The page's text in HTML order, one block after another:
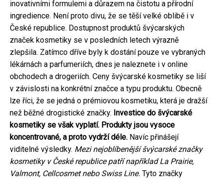
inovativními formulemi a důrazem na čistotu a přírodní
ingredience. Není proto divu, že se těší velké oblibě i v
České republice. Dostupnost produktů švýcarských
značek kosmetiky se v posledních letech výrazně
zlepšila. Zatímco dříve byly k dostání pouze ve vybraných
lékárnách a parfumeriích, dnes je naleznete i v online
obchodech a drogeriích. Ceny švýcarské kosmetiky se liší
v závislosti na konkrétní značce a typu produktu. Obecně
lze říci, že se jedná o prémiovou kosmetiku, která je dražší
než běžné drogistické značky. Investice do švýcarské
kosmetiky se však vyplatí. Produkty jsou vysoce
koncentrované, a proto vydrží déle. Navíc přinášejí
viditelné výsledky. Mezi nejoblíbenější švýcarské značky
kosmetiky v České republice patří například La Prairie,
Valmont, Cellcosmet nebo Swiss Line. Tyto značky